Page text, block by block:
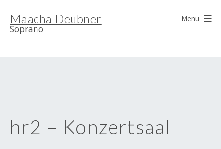
content
Maacha Deubner
Soprano
Menu
hr2 – Konzertsaal